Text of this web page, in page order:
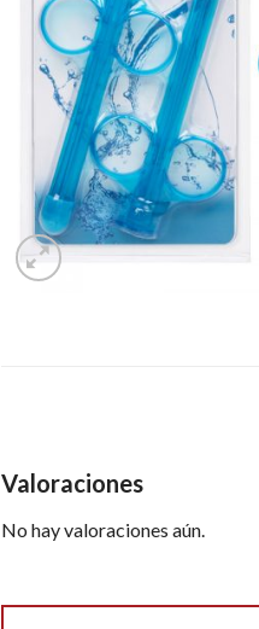
Valoraciones
No hay valoraciones aún.